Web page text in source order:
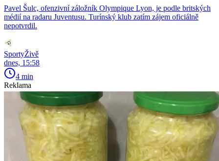
Pavel Šulc, ofenzivní záložník Olympique Lyon, je podle britských
médií na radaru Juventusu. Turínský klub zatím zájem oficiálně
nepotvrdil.
SportyŽivě
dnes, 15:58
4 min
Reklama